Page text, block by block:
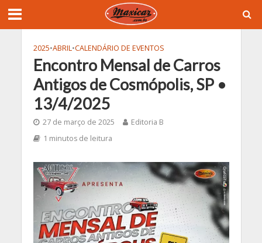
2025•ABRIL•CALENDÁRIO DE EVENTOS
Encontro Mensal de Carros
Antigos de Cosmópolis, SP •
13/4/2025
27 de março de 2025
Editoria B
1 minutos de leitura